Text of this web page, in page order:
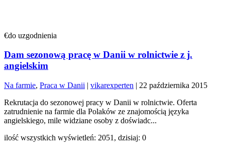
€do uzgodnienia
Dam sezonową pracę w Danii w rolnictwie z j.
angielskim
Na farmie, Praca w Danii | vikarexperten | 22 października 2015
Rekrutacja do sezonowej pracy w Danii w rolnictwie. Oferta
zatrudnienie na farmie dla Polaków ze znajomością języka
angielskiego, mile widziane osoby z doświadc...
ilość wszystkich wyświetleń: 2051, dzisiaj: 0